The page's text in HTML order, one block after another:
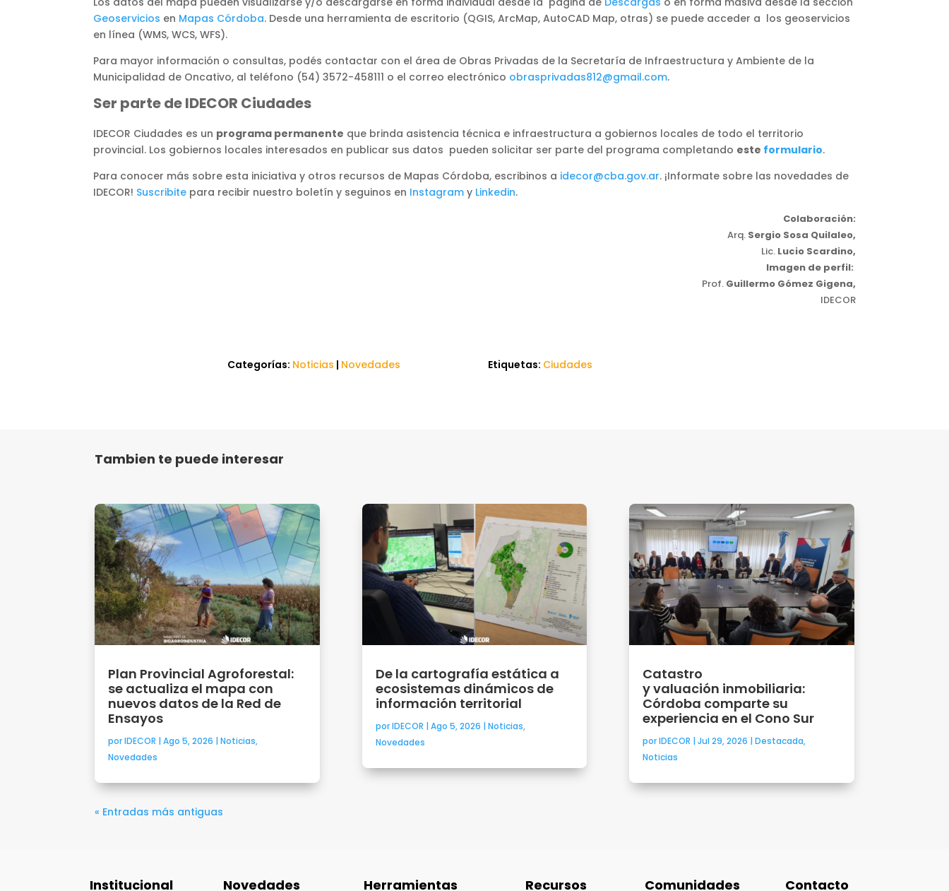
Geoservicios en Mapas Córdoba. Desde una herramienta de escritorio (QGIS, ArcMap, AutoCAD Map, otras) se puede acceder a los geoservicios
en línea (WMS, WCS, WFS).
Para mayor información o consultas, podés contactar con el área de Obras Privadas de la Secretaría de Infraestructura y Ambiente de la
Municipalidad de Oncativo, al teléfono (54) 3572-458111 o el correo electrónico obrasprivadas812@gmail.com.
Ser parte de IDECOR Ciudades
IDECOR Ciudades es un programa permanente que brinda asistencia técnica e infraestructura a gobiernos locales de todo el territorio
provincial. Los gobiernos locales interesados en publicar sus datos pueden solicitar ser parte del programa completando este formulario.
Para conocer más sobre esta iniciativa y otros recursos de Mapas Córdoba, escribinos a idecor@cba.gov.ar. ¡Informate sobre las novedades de
IDECOR! Suscribite para recibir nuestro boletín y seguinos en Instagram y Linkedin.
Colaboración:
Arq. Sergio Sosa Quilaleo,
Lic. Lucio Scardino,
Imagen de perfil:
Prof. Guillermo Gómez Gigena,
IDECOR
Categorías: Noticias | Novedades Etiquetas: Ciudades
Tambien te puede interesar
Plan Provincial Agroforestal:
se actualiza el mapa con
nuevos datos de la Red de
Ensayos
porIDECOR |Ago 5, 2026 |Noticias,
Novedades
De la cartografía estática a
ecosistemas dinámicos de
información territorial
porIDECOR | Ago 5, 2026 | Noticias,
Novedades
Catastro
y valuación inmobiliaria:
Córdoba comparte su
experiencia en el Cono Sur
porIDECOR | Jul 29, 2026 | Destacada,
Noticias
« Entradas más antiguas
Institucional Novedades Herramientas Recursos Comunidades Contacto